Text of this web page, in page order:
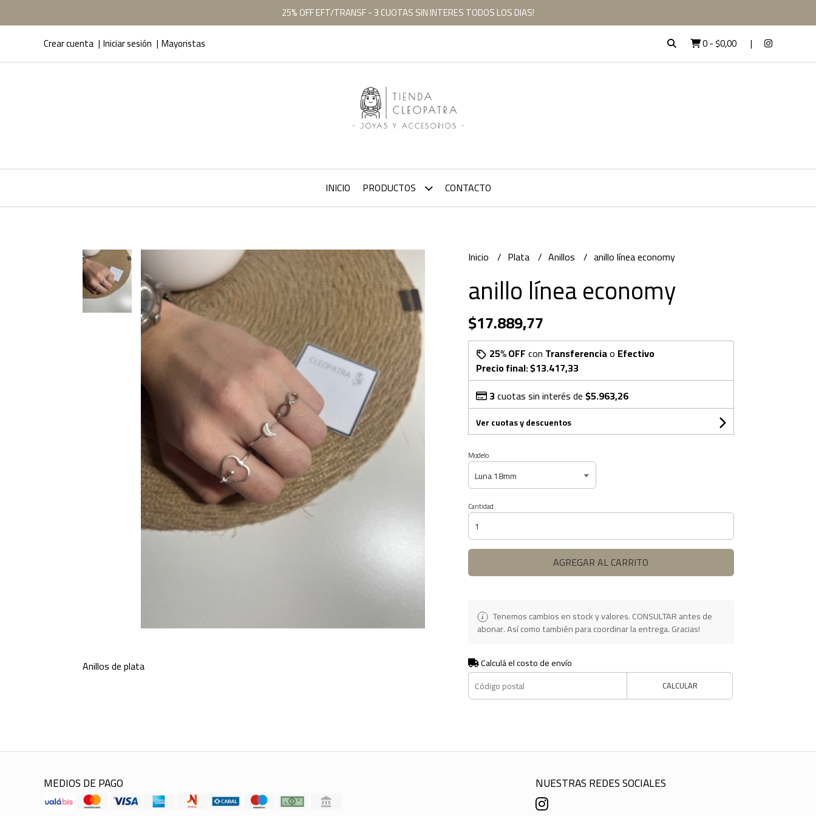
25% OFF EFT/TRANSF - 3 CUOTAS SIN INTERES TODOS LOS DIAS!
Crear cuenta Iniciar sesión Mayoristas 0-$0,00
INICIO PRODUCTOS CONTACTO
Anillos de plata
Inicio Plata Anillos anillo línea economy
anillo línea economy
$17.889,77
25% OFFcon Transferenciao Efectivo
Precio final:$13.417,33
3cuotas sin interés de$5.963,26
Ver cuotas y descuentos
Modelo
Cantidad
AGREGAR AL CARRITO
Tenemos cambios en stock y valores. CONSULTAR antes de
abonar. Así como también para coordinar la entrega. Gracias!
Calculá el costo de envío
CALCULAR
MEDIOS DE PAGO NUESTRAS REDES SOCIALES